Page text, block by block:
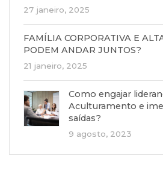
27 janeiro, 2025
FAMÍLIA CORPORATIVA E
PODEM ANDAR JUNTOS?
21 janeiro, 2025
Como engajar
Aculturamento e
saídas?
9 agosto, 2023